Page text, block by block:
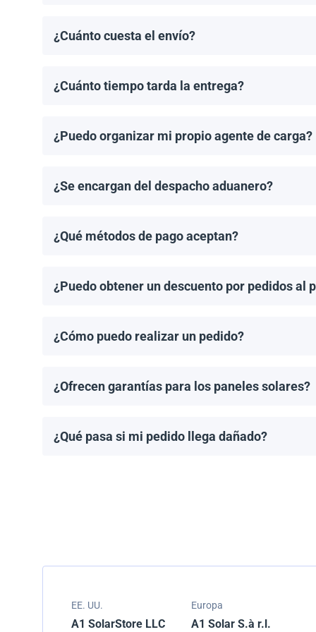
¿Cuánto cuesta el envío?
¿Cuánto tiempo tarda la entrega?
¿Puedo organizar mi propio agente de carga?
¿Se encargan del despacho aduanero?
¿Qué métodos de pago aceptan?
¿Puedo obtener un descuento por pedidos al
¿Cómo puedo realizar un pedido?
¿Ofrecen garantías para los paneles solares?
¿Qué pasa si mi pedido llega dañado?
EE. UU.
A1 SolarStore LLC
Europa
A1 Solar S.à r.l.